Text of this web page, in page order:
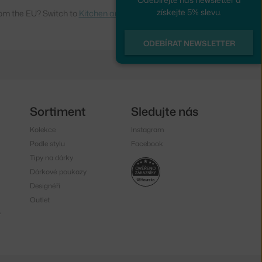
the EU? Switch to Kitchen and dining
získejte 5% slevu.
ODEBÍRAT NEWSLETTER
Sortiment
Kolekce
Podle stylu
Tipy na dárky
Dárkové poukazy
Designéři
Outlet
Sledujte nás
Instagram
Facebook